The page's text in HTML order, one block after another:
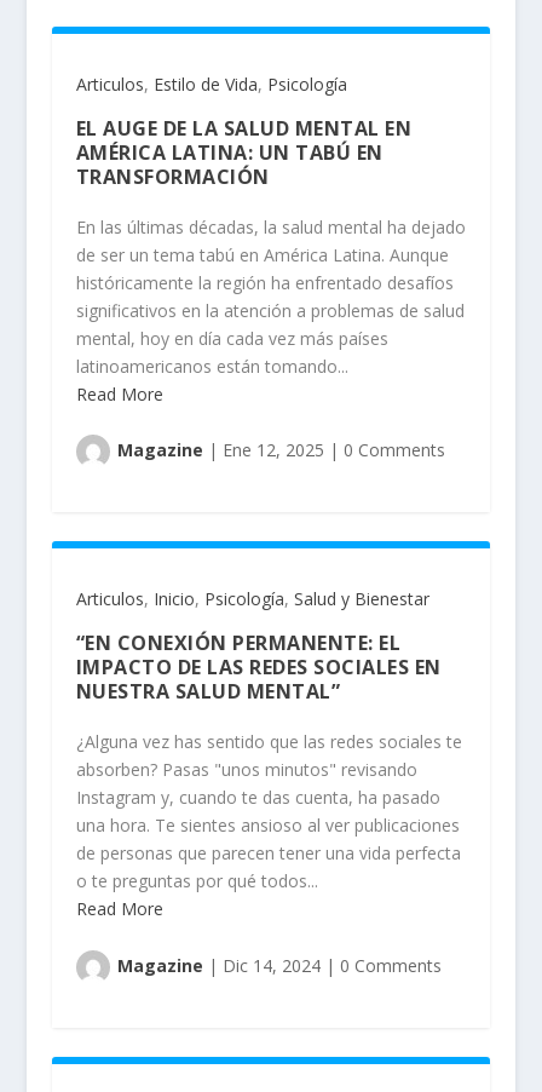
Articulos, Estilo de Vida, Psicología
EL AUGE DE LA SALUD MENTAL EN
AMÉRICA LATINA: UN TABÚ EN
TRANSFORMACIÓN
En las últimas décadas, la salud mental ha dejado
de ser un tema tabú en América Latina. Aunque
históricamente la región ha enfrentado desafíos
significativos en la atención a problemas de salud
mental, hoy en día cada vez más países
latinoamericanos están tomando...
Read More
Magazine | Ene 12, 2025 | 0 Comments
Articulos, Inicio, Psicología, Salud y Bienestar
“EN CONEXIÓN PERMANENTE: EL
IMPACTO DE LAS REDES SOCIALES EN
NUESTRA SALUD MENTAL”
¿Alguna vez has sentido que las redes sociales te
absorben? Pasas "unos minutos" revisando
Instagram y, cuando te das cuenta, ha pasado
una hora. Te sientes ansioso al ver publicaciones
de personas que parecen tener una vida perfecta
o te preguntas por qué todos...
Read More
Magazine | Dic 14, 2024| 0 Comments